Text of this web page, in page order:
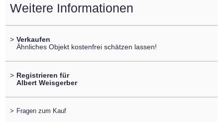
Weitere Informationen
> Verkaufen
Ähnliches Objekt kostenfrei schätzen lassen!
> Registrieren für
Albert Weisgerber
> Fragen zum Kauf